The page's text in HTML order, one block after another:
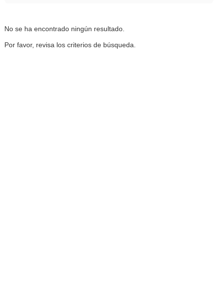
No se ha encontrado ningún resultado.
Por favor, revisa los criterios de búsqueda.